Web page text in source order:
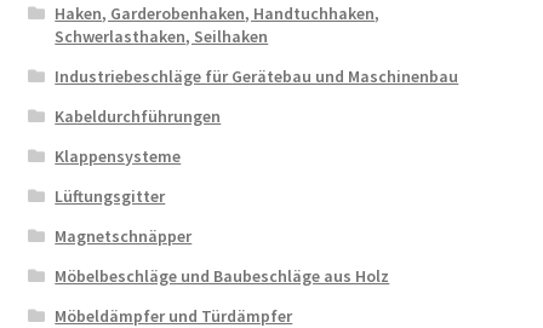
Haken, Garderobenhaken, Handtuchhaken,
Schwerlasthaken, Seilhaken
Industriebeschläge für Gerätebau und Maschinenbau
Kabeldurchführungen
Klappensysteme
Lüftungsgitter
Magnetschnäpper
Möbelbeschläge und Baubeschläge aus Holz
Möbeldämpfer und Türdämpfer